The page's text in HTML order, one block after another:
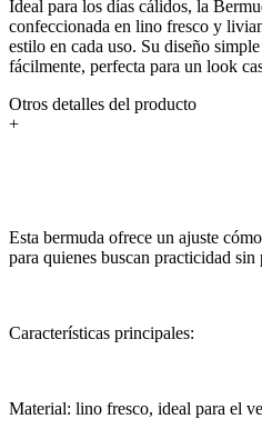
Ideal para los días cálidos, la
confeccionada en lino fresco y
estilo en cada uso. Su diseño
fácilmente, perfecta para un look
Otros detalles del producto
+
Esta bermuda ofrece un ajuste
para quienes buscan practicidad sin
Características principales:
Material: lino fresco, ideal para el